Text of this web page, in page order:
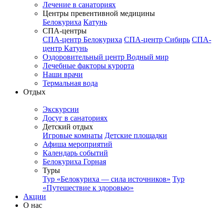
Лечение в санаториях
Центры превентивной медицины
Белокуриха Катунь
СПА-центры
СПА-центр Белокуриха СПА-центр Сибирь СПА-
центр Катунь
Оздоровительный центр Водный мир
Лечебные факторы курорта
Наши врачи
Термальная вода
Отдых
Экскурсии
Досуг в санаториях
Детский отдых
Игровые комнаты Детские площадки
Афиша мероприятий
Календарь событий
Белокуриха Горная
Туры
Тур «Белокуриха — сила источников» Тур
«Путешествие к здоровью»
Акции
О нас